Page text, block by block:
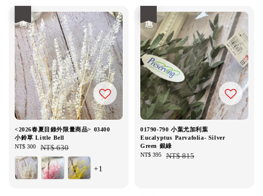
<2026春夏目錄外限量商品> 03400
小鈴草 Little Bell
Sale
price
NT$ 300
Regular
price
NT$ 630
+1
01790-790 小葉尤加利葉
Eucalyptus Parvafolia- Silver
Green 銀綠
Sale
NT$ 395
Regular
NT$ 815